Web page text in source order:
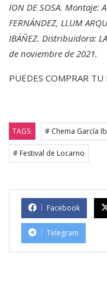
ION DE SOSA. Montaje:
FERNÁNDEZ, LLUM
IBÁÑEZ. Distribuidora:
de noviembre de 2021.
PUEDES COMPRAR TU
TAGS: # Chema García
# Festival de Locarno
Facebook
Telegram